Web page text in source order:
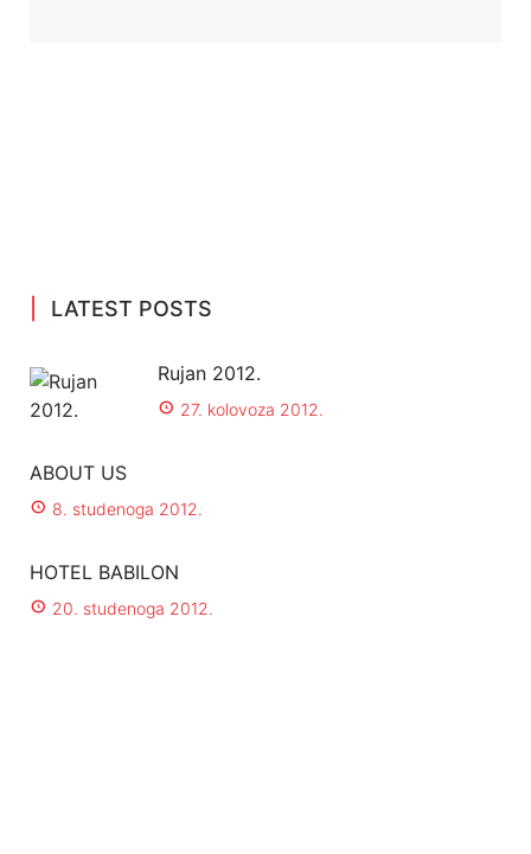
LATEST POSTS
Rujan 2012.
27. kolovoza 2012.
ABOUT US
8. studenoga 2012.
HOTEL BABILON
20. studenoga 2012.